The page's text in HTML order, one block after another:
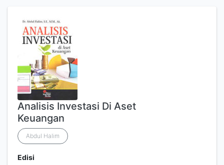
Analisis Investasi Di Aset
Keuangan
Abdul Halim
Edisi